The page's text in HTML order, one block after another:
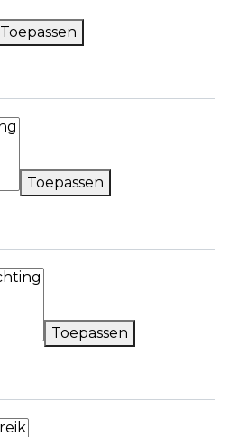
Toepassen
Toepassen
Toepassen